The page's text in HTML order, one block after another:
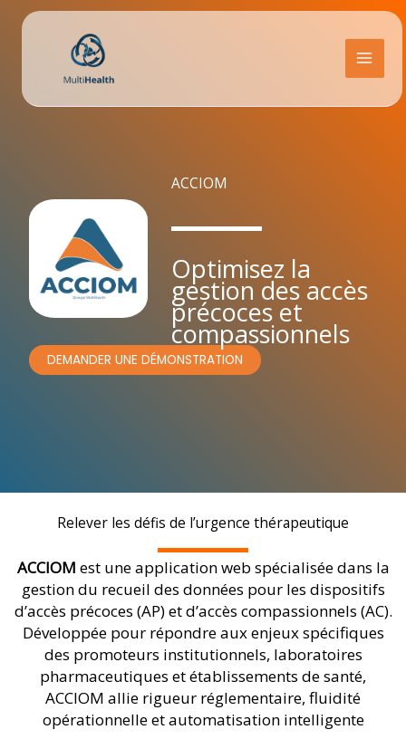
Aller
ACCIOM
Optimisez la
gestion des accès
précoces et
compassionnels
DEMANDER UNE DÉMONSTRATION
Relever les défis de l’urgence thérapeutique
ACCIOM est une application web spécialisée dans la
gestion du recueil des données pour les dispositifs
d’accès précoces (AP) et d’accès compassionnels (AC).
Développée pour répondre aux enjeux spécifiques
des promoteurs institutionnels, laboratoires
pharmaceutiques et établissements de santé,
ACCIOM allie rigueur réglementaire, fluidité
opérationnelle et automatisation intelligente